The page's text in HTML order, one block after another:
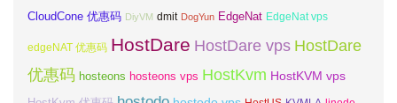
CloudCone 优惠码 DiyVM dmit DogYun EdgeNat EdgeNat vps
edgeNAT 优惠码 HostDare HostDare vps HostDare
优惠码 hosteons hosteons vps HostKvm HostKVM vps